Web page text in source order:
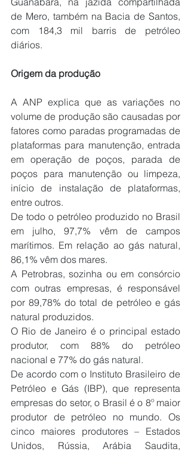
de Mero, também na Bacia de Santos,
com 184,3 mil barris de petróleo
diários.
Origem da produção
A ANP explica que as variações no
volume de produção são causadas por
fatores como paradas programadas de
plataformas para manutenção, entrada
em operação de poços, parada de
poços para manutenção ou limpeza,
início de instalação de plataformas,
entre outros.
De todo o petróleo produzido no Brasil
em julho, 97,7% vêm de campos
marítimos. Em relação ao gás natural,
86,1% vêm dos mares.
A Petrobras, sozinha ou em consórcio
com outras empresas, é responsável
por 89,78% do total de petróleo e gás
natural produzidos.
O Rio de Janeiro é o principal estado
produtor, com 88% do petróleo
nacional e 77% do gás natural.
De acordo com o Instituto Brasileiro de
Petróleo e Gás (IBP), que representa
empresas do setor, o Brasil é o 8º maior
produtor de petróleo no mundo. Os
cinco maiores produtores – Estados
Unidos, Rússia, Arábia Saudita,